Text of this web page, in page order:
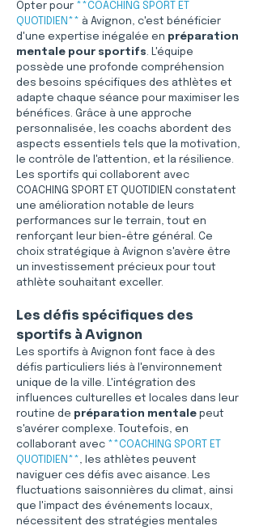
Opter pour **COACHING SPORT ET
QUOTIDIEN** à Avignon, c'est bénéficier
d'une expertise inégalée en préparation
mentale pour sportifs. L'équipe
possède une profonde compréhension
des besoins spécifiques des athlètes et
adapte chaque séance pour maximiser les
bénéfices. Grâce à une approche
personnalisée, les coachs abordent des
aspects essentiels tels que la motivation,
le contrôle de l'attention, et la résilience.
Les sportifs qui collaborent avec
COACHING SPORT ET QUOTIDIEN constatent
une amélioration notable de leurs
performances sur le terrain, tout en
renforçant leur bien-être général. Ce
choix stratégique à Avignon s'avère être
un investissement précieux pour tout
athlète souhaitant exceller.
Les défis spécifiques des
sportifs à Avignon
Les sportifs à Avignon font face à des
défis particuliers liés à l'environnement
unique de la ville. L'intégration des
influences culturelles et locales dans leur
routine de préparation mentale peut
s'avérer complexe. Toutefois, en
collaborant avec **COACHING SPORT ET
QUOTIDIEN**, les athlètes peuvent
naviguer ces défis avec aisance. Les
fluctuations saisonnières du climat, ainsi
que l'impact des événements locaux,
nécessitent des stratégies mentales